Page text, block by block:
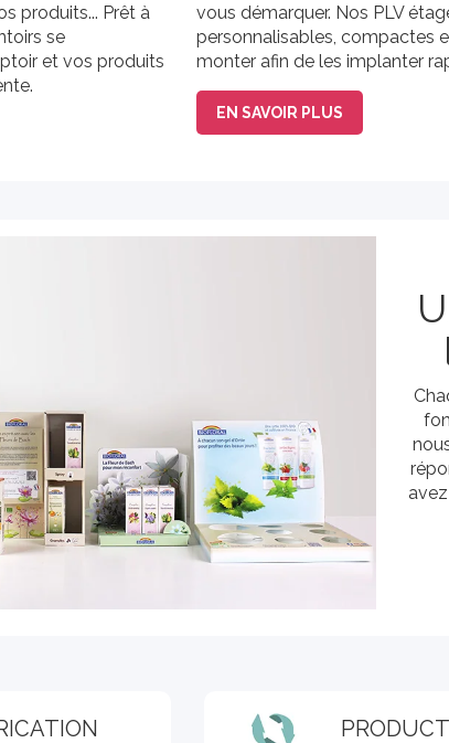
produits... Prêt à
se
et vos produits
vous démarquer. Nos PLV
personnalisables, compactes
monter afin de les implanter
EN SAVOIR PLUS